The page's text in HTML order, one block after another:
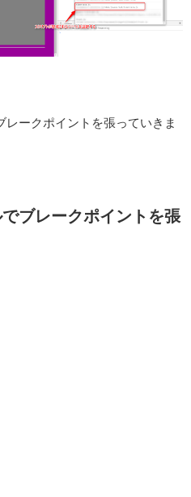
ークポイントを張っていきま
ブレークポイントを張